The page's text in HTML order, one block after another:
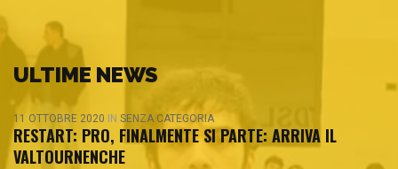
ULTIME NEWS
11 OTTOBRE 2020 IN SENZA CATEGORIA
RESTART: PRO, FINALMENTE SI PARTE: ARRIVA IL
VALTOURNENCHE